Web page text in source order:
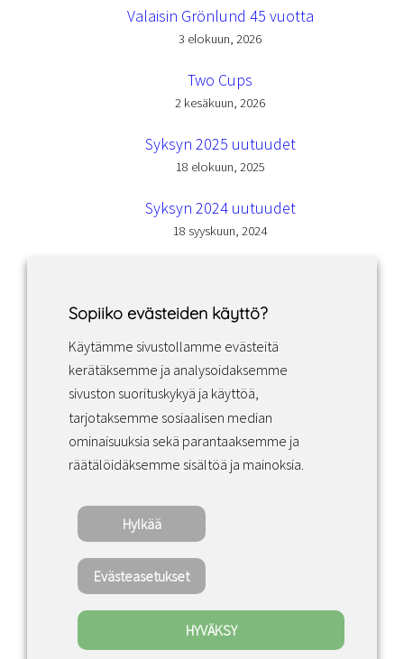
Valaisin Grönlund 45 vuotta
3 elokuun, 2026
Two Cups
2 kesäkuun, 2026
Syksyn 2025 uutuudet
18 elokuun, 2025
Syksyn 2024 uutuudet
18 syyskuun, 2024
Facebook Instagram LinkedIn
Sopimusehdot
Copyright ©2022 · Valaisin Grönlund – All
Rights Reserved
Sopiiko evästeiden käyttö?
Käytämme sivustollamme evästeitä
kerätäksemme ja analysoidaksemme
sivuston suorituskykyä ja käyttöä,
tarjotaksemme sosiaalisen median
ominaisuuksia sekä parantaaksemme ja
räätälöidäksemme sisältöä ja mainoksia.
Hylkää
Evästeasetukset
HYVÄKSY